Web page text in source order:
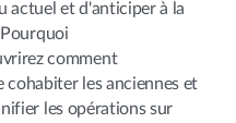
actuel et d'anticiper à la
comment
cohabiter les anciennes et
les opérations sur